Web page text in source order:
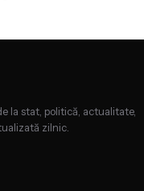
la stat, politică, actualitate,
zilnic.